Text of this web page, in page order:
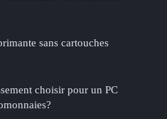
sans cartouches
choisir pour un PC